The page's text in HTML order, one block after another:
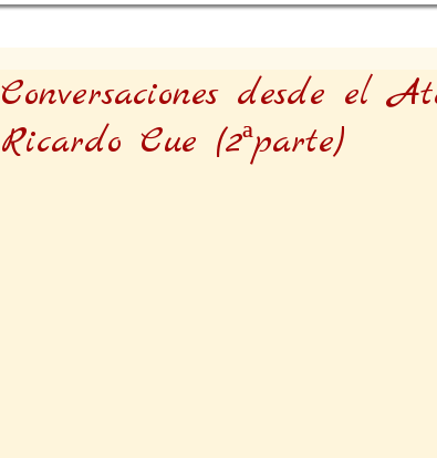
Conversaciones desde el
Ricardo Cue (2ªparte)